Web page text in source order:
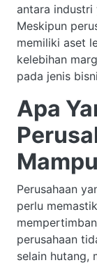
antara industri
Meskipun
memiliki aset
kelebihan
pada jenis
Apa
Perusahaan
perlu
perusahaan
selain hutang,